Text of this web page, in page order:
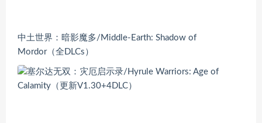
中土世界：暗影魔多/Middle-Earth: Shadow of
Mordor（全DLCs）